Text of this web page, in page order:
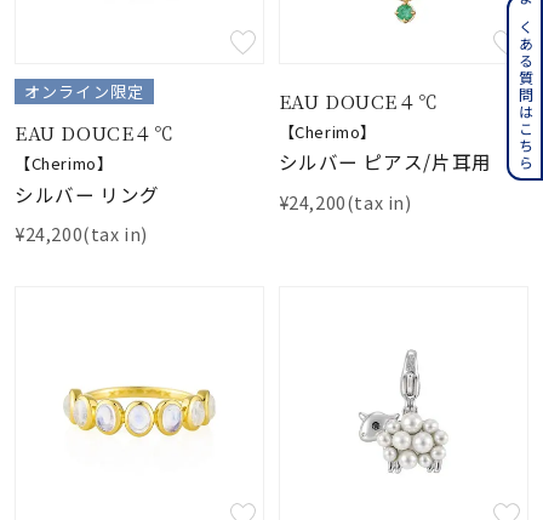
オンライン限定
EAU DOUCE４℃
【Cherimo】
シルバー リング
¥24,200(tax in)
EAU DOUCE４℃
【Cherimo】
シルバー ピアス/片耳用
¥24,200(tax in)
よくある質問はこちら